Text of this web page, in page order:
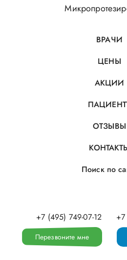
ВРАЧИ
ЦЕНЫ
АКЦИИ
ОТЗЫВЫ
Поиск по
+7 (495) 749-07-12
Перезвоните мне